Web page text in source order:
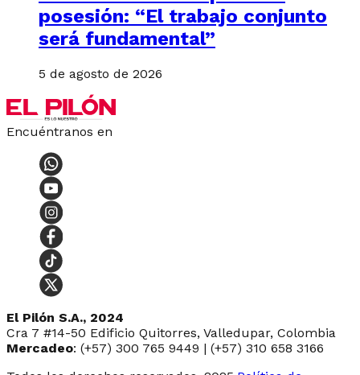
posesión: “El trabajo conjunto
será fundamental”
5 de agosto de 2026
Encuéntranos en
El Pilón S.A., 2024
Cra 7 #14-50 Edificio Quitorres, Valledupar, Colombia
Mercadeo: (+57) 300 765 9449 | (+57) 310 658 3166